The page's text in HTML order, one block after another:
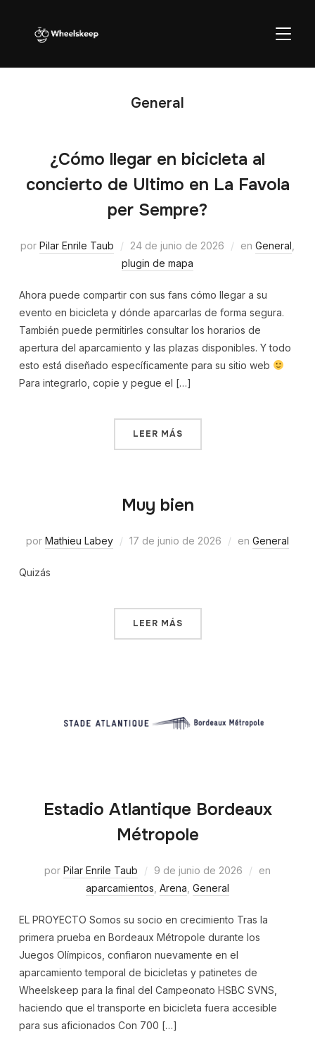
General
¿Cómo llegar en bicicleta al
concierto de Ultimo en La Favola
per Sempre?
por Pilar Enrile Taub 24 de junio de 2026 en General
plugin de mapa
Ahora puede compartir con sus fans cómo llegar a su
evento en bicicleta y dónde aparcarlas de forma segura.
También puede permitirles consultar los horarios de
apertura del aparcamiento y las plazas disponibles. Y todo
esto está diseñado específicamente para su sitio web
Para integrarlo, copie y pegue el […]
LEER MÁS
Muy bien
por Mathieu Labey 17 de junio de 2026 en General
Quizás
LEER MÁS
Estadio Atlantique Bordeaux
Métropole
por Pilar Enrile Taub 9 de junio de 2026
en
aparcamientos Arena General
EL PROYECTO Somos su socio en crecimiento Tras la
primera prueba en Bordeaux Métropole durante los
Juegos Olímpicos, confiaron nuevamente en el
aparcamiento temporal de bicicletas y patinetes de
Wheelskeep para la final del Campeonato HSBC SVNS,
haciendo que el transporte en bicicleta fuera accesible
para sus aficionados Con 700 […]